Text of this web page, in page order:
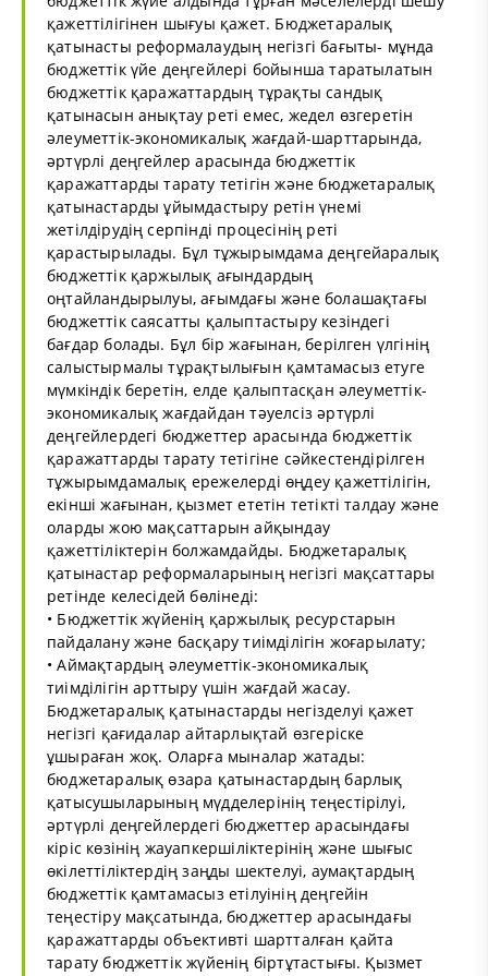
қажеттілігінен шығуы қажет. Бюджетаралық
қатынасты реформалаудың негізгі бағыты- мұнда
бюджеттік үйе деңгейлері бойынша таратылатын
бюджеттік қаражаттардың тұрақты сандық
қатынасын анықтау реті емес, жедел өзгеретін
әлеуметтік-экономикалық жағдай-шарттарында,
әртүрлі деңгейлер арасында бюджеттік
қаражаттарды тарату тетігін және бюджетаралық
қатынастарды ұйымдастыру ретін үнемі
жетілдірудің серпінді процесінің реті
қарастырылады. Бұл тұжырымдама деңгейаралық
бюджеттік қаржылық ағындардың
оңтайландырылуы, ағымдағы және болашақтағы
бюджеттік саясатты қалыптастыру кезіндегі
бағдар болады. Бұл бір жағынан, берілген үлгінің
салыстырмалы тұрақтылығын қамтамасыз етуге
мүмкіндік беретін, елде қалыптасқан әлеуметтік-
экономикалық жағдайдан тәуелсіз әртүрлі
деңгейлердегі бюджеттер арасында бюджеттік
қаражаттарды тарату тетігіне сәйкестендірілген
тұжырымдамалық ережелерді өңдеу қажеттілігін,
екінші жағынан, қызмет ететін тетікті талдау және
оларды жою мақсаттарын айқындау
қажеттіліктерін болжамдайды. Бюджетаралық
қатынастар реформаларының негізгі мақсаттары
ретінде келесідей бөлінеді:
• Бюджеттік жүйенің қаржылық ресурстарын
пайдалану және басқару тиімділігін жоғарылату;
• Аймақтардың әлеуметтік-экономикалық
тиімділігін арттыру үшін жағдай жасау.
Бюджетаралық қатынастарды негізделуі қажет
негізгі қағидалар айтарлықтай өзгеріске
ұшыраған жоқ. Оларға мыналар жатады:
бюджетаралық өзара қатынастардың барлық
қатысушыларының мүдделерінің теңестірілуі,
әртүрлі деңгейлердегі бюджеттер арасындағы
кіріс көзінің жауапкершіліктерінің және шығыс
өкілеттіліктердің заңды шектелуі, аумақтардың
бюджеттік қамтамасыз етілуінің деңгейін
теңестіру мақсатында, бюджеттер арасындағы
қаражаттарды объективті шартталған қайта
тарату бюджеттік жүйенің біртұтастығы. Қызмет